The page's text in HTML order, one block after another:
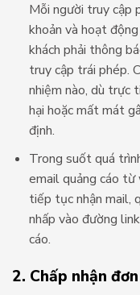
Mỗi người truy cập
khoản và hoạt
khách phải thông
truy cập trái phép.
nhiệm nào, dù trực
hại hoặc mất mát
định.
Trong suốt quá
email quảng cáo từ
tiếp tục nhận mail,
nhấp vào đường
cáo.
2. Chấp nhận